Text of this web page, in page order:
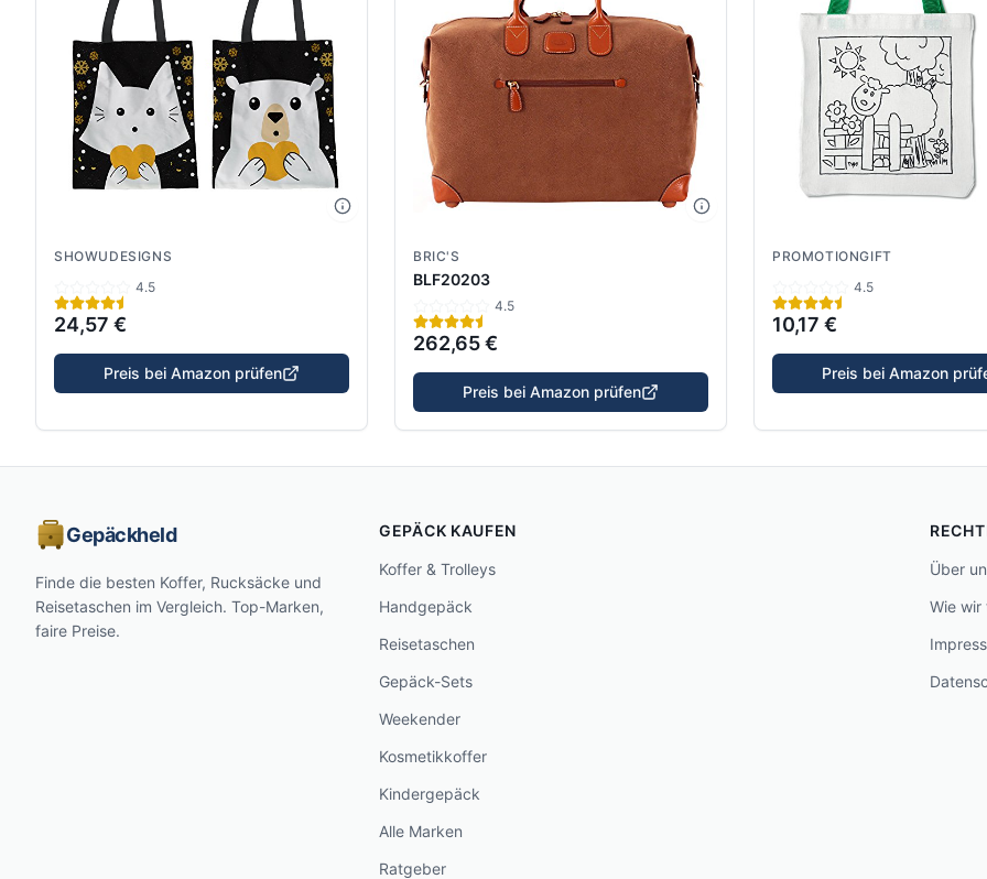
SHOWUDESIGNS
4.5
24,57 €
Preis bei Amazon prüfen
BRIC'S
BLF20203
4.5
262,65 €
Preis bei Amazon prüfen
PROMOTIONGIFT
4.5
10,17 €
Preis bei Amazon
Gepäckheld
Finde die besten Koffer, Rucksäcke und
Reisetaschen im Vergleich. Top-Marken,
faire Preise.
GEPÄCK KAUFEN
Koffer & Trolleys
Handgepäck
Reisetaschen
Gepäck-Sets
Weekender
Kosmetikkoffer
Kindergepäck
Alle Marken
Ratgeber
Über
Wie wir